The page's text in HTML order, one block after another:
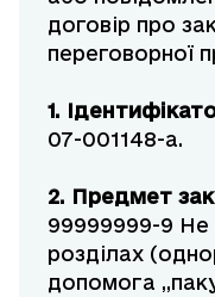
договір про
переговорної
1.
07-001148-a.
2. Предмет
99999999-9 Не
розділах
допомога